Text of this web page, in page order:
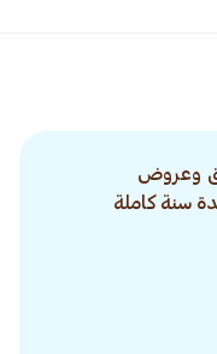
وعروض
سنة كاملة